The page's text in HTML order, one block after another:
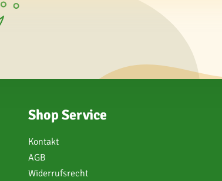
Shop Service
Kontakt
AGB
Widerrufsrecht